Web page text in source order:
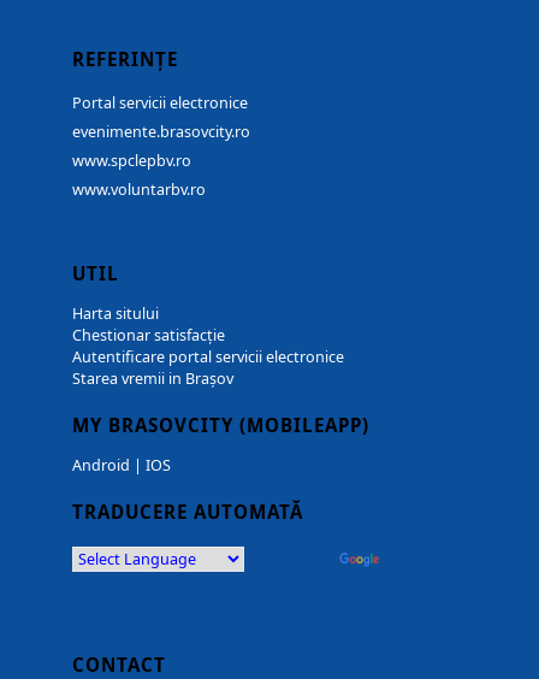
REFERINȚE
Portal servicii electronice
evenimente.brasovcity.ro
www.spclepbv.ro
www.voluntarbv.ro
UTIL
Harta sitului
Chestionar satisfacție
Autentificare portal servicii electronice
Starea vremii in Brașov
MY BRASOVCITY (MOBILEAPP)
Android | IOS
TRADUCERE AUTOMATĂ
CONTACT